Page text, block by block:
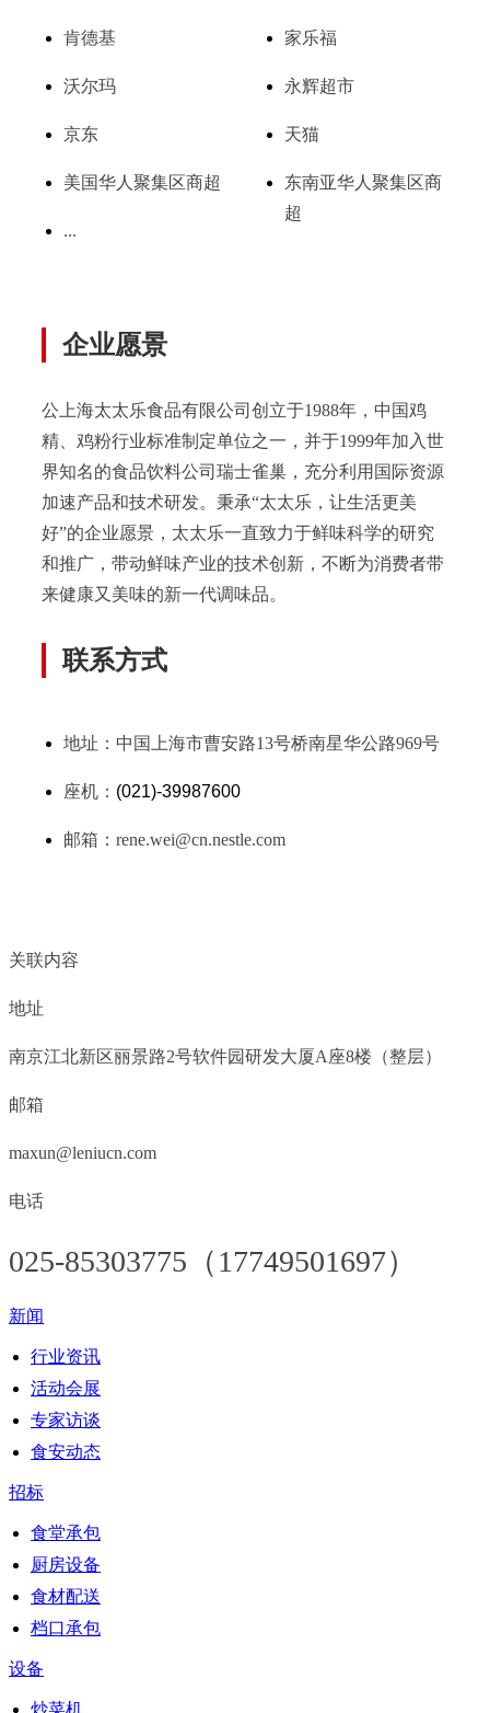
肯德基
沃尔玛
京东
美国华人聚集区商超
...
家乐福
永辉超市
天猫
东南亚华人聚集区商
超
企业愿景
公上海太太乐食品有限公司创立于1988年，中国鸡
精、鸡粉行业标准制定单位之一，并于1999年加入世
界知名的食品饮料公司瑞士雀巢，充分利用国际资源
加速产品和技术研发。秉承“太太乐，让生活更美
好”的企业愿景，太太乐一直致力于鲜味科学的研究
和推广，带动鲜味产业的技术创新，不断为消费者带
来健康又美味的新一代调味品。
联系方式
地址：中国上海市曹安路13号桥南星华公路969号
座机： (021)-39987600
邮箱： rene.wei@cn.nestle.com
关联内容
地址
南京江北新区丽景路2号软件园研发大厦A座8楼（整层）
邮箱
maxun@leniucn.com
电话
025-85303775（17749501697）
新闻
行业资讯
活动会展
专家访谈
食安动态
招标
食堂承包
厨房设备
食材配送
档口承包
设备
炒菜机